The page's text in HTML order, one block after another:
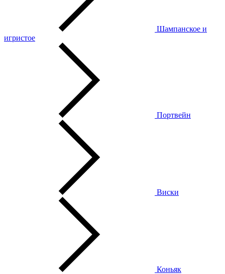
Шампанское и
игристое
Портвейн
Виски
Коньяк